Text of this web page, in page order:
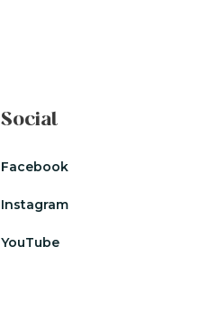
Social
Facebook
Instagram
YouTube